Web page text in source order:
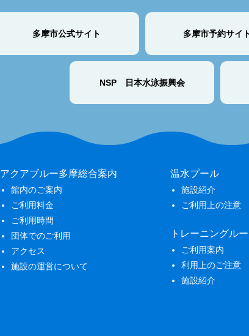
多摩市公式サイト 多摩市予約サイ
NSP 日本水泳振興会
アクアブルー多摩総合案内
館内のご案内
ご利用料金
ご利用時間
団体でのご利用
アクセス
施設の運営について
温水プール
施設紹介
ご利用上の注意
トレーニングル
ご利用案内
利用上のご注意
施設紹介